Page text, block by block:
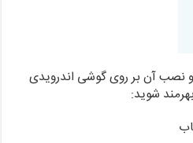
و نصب آن بر روی گوشی اندرویدی
شوید: